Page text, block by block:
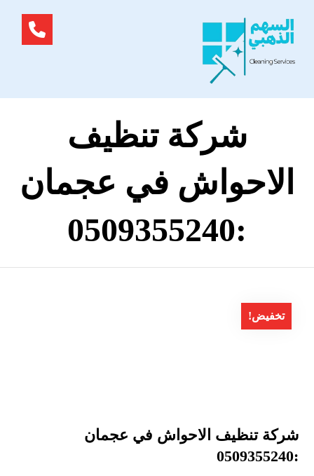
شركة تنظيف
الاحواش في عجمان
:0509355240
تخفيض!
شركة تنظيف الاحواش في عجمان
:0509355240